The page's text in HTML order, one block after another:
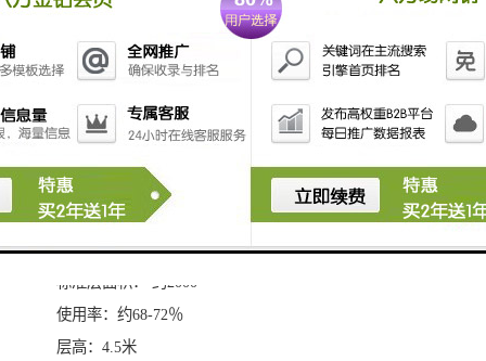
9999.67，地上建筑面积：99996.7。
主楼高289米，工程造价逾10亿元，建成后将成为一座功
中国储能行业的服务枢纽。
中国储能大厦全球租赁
中国储能大厦盛世启动
层数：地上58层，地下4层
标准层面积： 约2000
使用率：约68-72％
层高：4.5米